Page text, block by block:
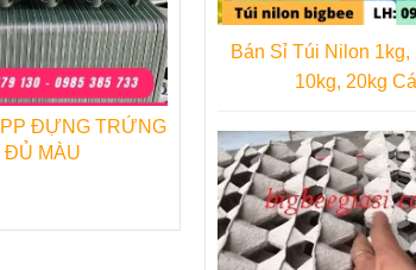
ĐỦ MÀU
Bán Sỉ Túi Nilon 1kg,
10kg, 20kg